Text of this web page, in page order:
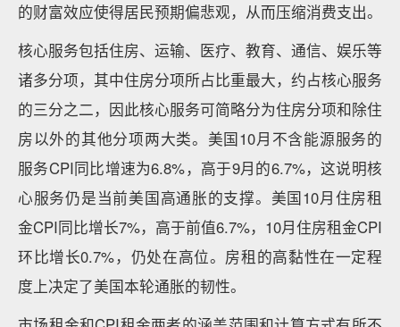
的财富效应使得居民预期偏悲观，从而压缩消费支出。
核心服务包括住房、运输、医疗、教育、通信、娱乐等
诸多分项，其中住房分项所占比重最大，约占核心服务
的三分之二，因此核心服务可简略分为住房分项和除住
房以外的其他分项两大类。美国10月不含能源服务的
服务CPI同比增速为6.8%，高于9月的6.7%，这说明核
心服务仍是当前美国高通胀的支撑。美国10月住房租
金CPI同比增长7%，高于前值6.7%，10月住房租金CPI
环比增长0.7%，仍处在高位。房租的高黏性在一定程
度上决定了美国本轮通胀的韧性。